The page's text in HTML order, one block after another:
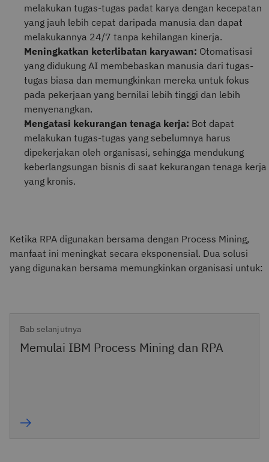
melakukan tugas-tugas padat karya dengan kecepatan
yang jauh lebih cepat daripada manusia dan dapat
melakukannya 24/7 tanpa kehilangan kinerja.
Meningkatkan keterlibatan karyawan: Otomatisasi
yang didukung AI membebaskan manusia dari tugas-
tugas biasa dan memungkinkan mereka untuk fokus
pada pekerjaan yang bernilai lebih tinggi dan lebih
menyenangkan.
Mengatasi kekurangan tenaga kerja: Bot dapat
melakukan tugas-tugas yang sebelumnya harus
dipekerjakan oleh organisasi, sehingga mendukung
keberlangsungan bisnis di saat kekurangan tenaga kerja
yang kronis.
Ketika RPA digunakan bersama dengan Process Mining,
manfaat ini meningkat secara eksponensial. Dua solusi
yang digunakan bersama memungkinkan organisasi untuk:
Bab selanjutnya
Memulai IBM Process Mining dan RPA